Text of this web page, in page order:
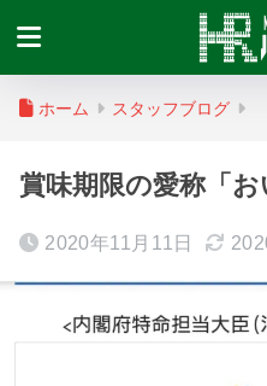
ホーム スタッフブログ
賞味期限の愛称「お
2020年11月11日